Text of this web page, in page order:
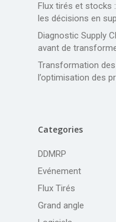
Flux tirés et stocks
les décisions en
Diagnostic Supply
avant de
Transformation
l’optimisation des
Categories
DDMRP
Evénement
Flux Tirés
Grand angle